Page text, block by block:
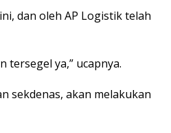
dan oleh AP Logistik telah
tersegel ya,” ucapnya.
sekdenas, akan melakukan